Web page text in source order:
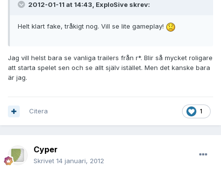
2012-01-11 at 14:43, ExploSive skrev:
Helt klart fake, tråkigt nog. Vill se lite gameplay!
Jag vill helst bara se vanliga trailers från r*. Blir så mycket roligare
att starta spelet sen och se allt själv istället. Men det kanske bara
är jag.
1
Citera
Cyper
Skrivet 14 januari, 2012